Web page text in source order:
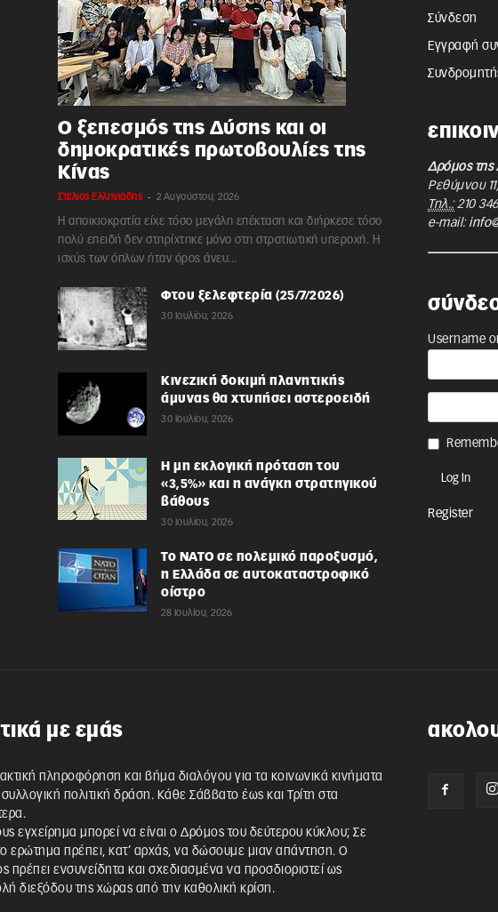
Ο ξεπεσμός της Δύσης και οι
δημοκρατικές πρωτοβουλίες της
Κίνας
Στέλιος Ελληνιάδης - 2 Αυγούστου, 2026
Η αποικιοκρατία είχε τόσο μεγάλη επέκταση και διήρκεσε τόσο
πολύ επειδή δεν στηρίχτηκε μόνο στη στρατιωτική υπεροχή. Η
ισχύς των όπλων ήταν όρος άνευ...
Φτου ξελεφτερία (25/7/2026)
30 Ιουλίου, 2026
Κινεζική δοκιμή πλανητικής
άμυνας θα χτυπήσει αστεροειδή
30 Ιουλίου, 2026
Η μη εκλογική πρόταση του
«3,5%» και η ανάγκη στρατηγικού
βάθους
30 Ιουλίου, 2026
Το ΝΑΤΟ σε πολεμικό παροξυσμό,
η Ελλάδα σε αυτοκαταστροφικό
οίστρο
28 Ιουλίου, 2026
Σύνδεση
Εγγραφή
Δρόμος της
Ρεθύμνου 11,
Τηλ.: 210
e-mail:
Username
Register
με εμάς
πληροφόρηση και βήμα διαλόγου για τα κοινωνικά κινήματα
συλλογική πολιτική δράση. Κάθε Σάββατο έως και Τρίτη στα
εγχείρημα μπορεί να είναι ο Δρόμος του δεύτερου κύκλου; Σε
ερώτημα πρέπει, κατ’ αρχάς, να δώσουμε μιαν απάντηση. Ο
πρέπει ενσυνείδητα και σχεδιασμένα να προσδιοριστεί ως
διεξόδου της χώρας από την καθολική κρίση.